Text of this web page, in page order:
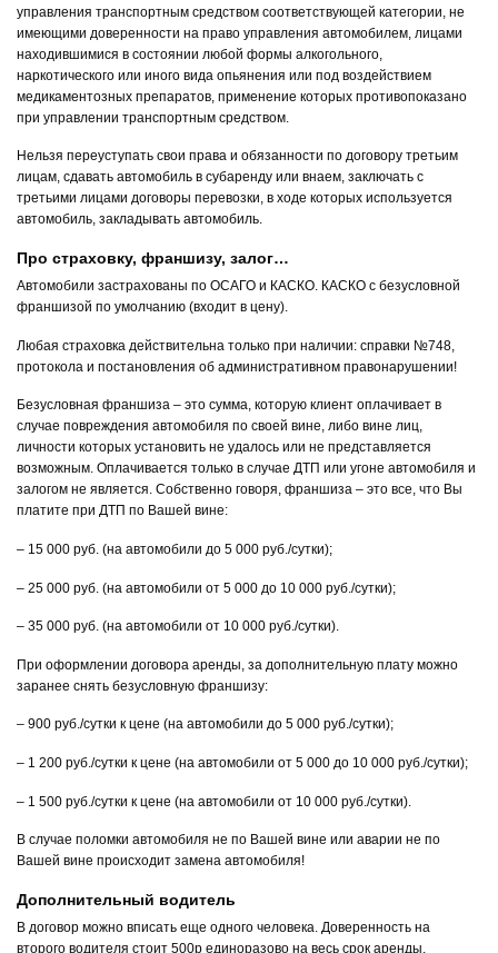
управления транспортным средством соответствующей категории, не
имеющими доверенности на право управления автомобилем, лицами
находившимися в состоянии любой формы алкогольного,
наркотического или иного вида опьянения или под воздействием
медикаментозных препаратов, применение которых противопоказано
при управлении транспортным средством.
Нельзя переуступать свои права и обязанности по договору третьим
лицам, сдавать автомобиль в субаренду или внаем, заключать с
третьими лицами договоры перевозки, в ходе которых используется
автомобиль, закладывать автомобиль.
Про страховку, франшизу, залог…
Автомобили застрахованы по ОСАГО и КАСКО. КАСКО с безусловной
франшизой по умолчанию (входит в цену).
Любая страховка действительна только при наличии: справки №748,
протокола и постановления об административном правонарушении!
Безусловная франшиза – это сумма, которую клиент оплачивает в
случае повреждения автомобиля по своей вине, либо вине лиц,
личности которых установить не удалось или не представляется
возможным. Оплачивается только в случае ДТП или угоне автомобиля и
залогом не является. Собственно говоря, франшиза – это все, что Вы
платите при ДТП по Вашей вине:
– 15 000 руб. (на автомобили до 5 000 руб./сутки);
– 25 000 руб. (на автомобили от 5 000 до 10 000 руб./сутки);
– 35 000 руб. (на автомобили от 10 000 руб./сутки).
При оформлении договора аренды, за дополнительную плату можно
заранее снять безусловную франшизу:
– 900 руб./сутки к цене (на автомобили до 5 000 руб./сутки);
– 1 200 руб./сутки к цене (на автомобили от 5 000 до 10 000 руб./сутки);
– 1 500 руб./сутки к цене (на автомобили от 10 000 руб./сутки).
В случае поломки автомобиля не по Вашей вине или аварии не по
Вашей вине происходит замена автомобиля!
Дополнительный водитель
В договор можно вписать еще одного человека. Доверенность на
второго водителя стоит 500р единоразово на весь срок аренды.